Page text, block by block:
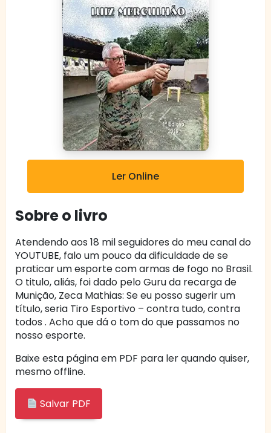
Ler Online
Sobre o livro
Atendendo aos 18 mil seguidores do meu canal do
YOUTUBE, falo um pouco da dificuldade de se
praticar um esporte com armas de fogo no Brasil.
O titulo, aliás, foi dado pelo Guru da recarga de
Munição, Zeca Mathias: Se eu posso sugerir um
título, seria Tiro Esportivo – contra tudo, contra
todos . Acho que dá o tom do que passamos no
nosso esporte.
Baixe esta página em PDF para ler quando quiser,
mesmo offline.
Salvar PDF